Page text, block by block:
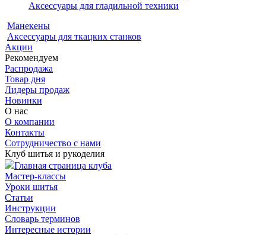
Аксессуары для гладильной техники
Манекены
Аксессуары для ткацких станков
Акции
Рекомендуем
Распродажа
Товар дня
Лидеры продаж
Новинки
О нас
О компании
Контакты
Сотрудничество с нами
Клуб шитья и рукоделия
Главная страница клуба
Мастер-классы
Уроки шитья
Статьи
Инструкции
Словарь терминов
Интересные истории